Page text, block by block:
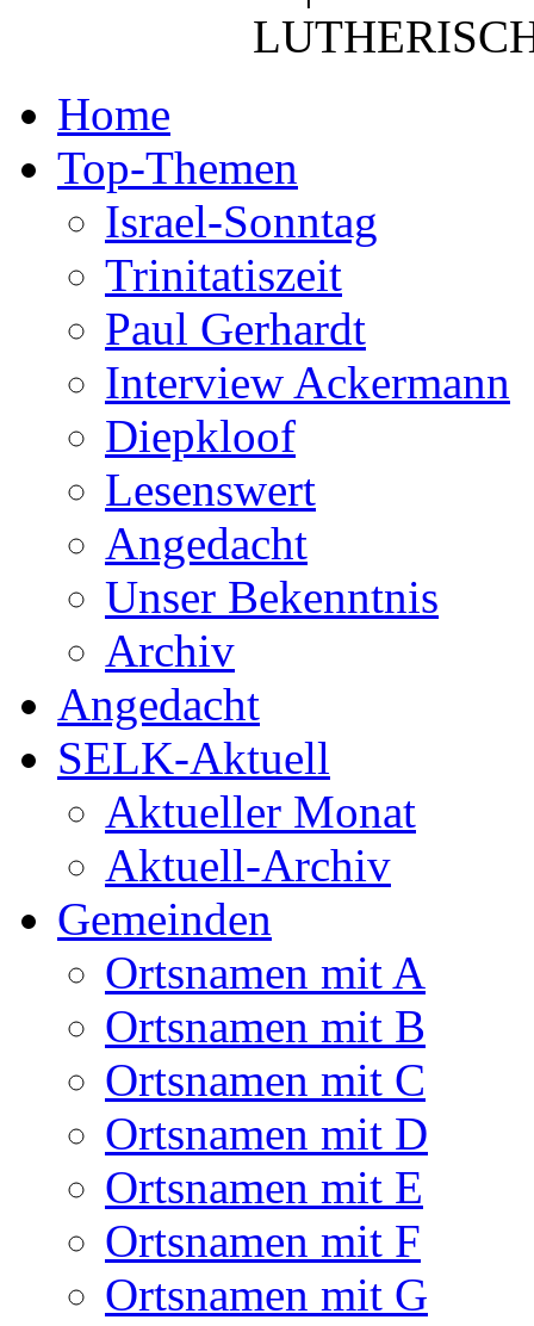
Home
Top-Themen
Israel-Sonntag
Trinitatiszeit
Paul Gerhardt
Interview Ackermann
Diepkloof
Lesenswert
Angedacht
Unser Bekenntnis
Archiv
Angedacht
SELK-Aktuell
Aktueller Monat
Aktuell-Archiv
Gemeinden
Ortsnamen mit A
Ortsnamen mit B
Ortsnamen mit C
Ortsnamen mit D
Ortsnamen mit E
Ortsnamen mit F
Ortsnamen mit G